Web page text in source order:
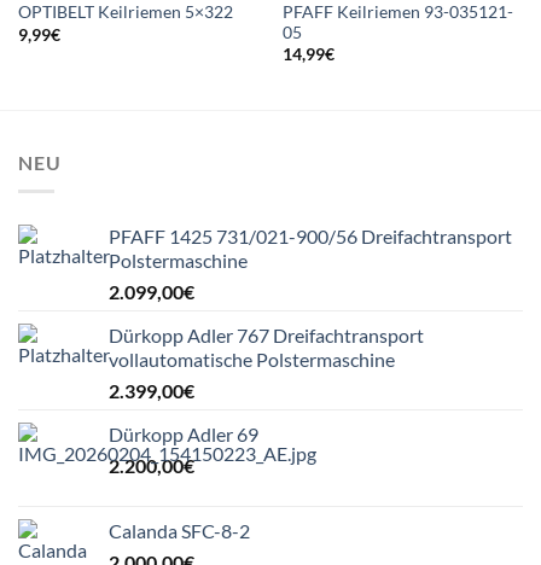
OPTIBELT Keilriemen 5×322
9,99€
PFAFF Keilriemen 93-035121-
05
14,99€
NEU
PFAFF 1425 731/021-900/56 Dreifachtransport
Polstermaschine
2.099,00€
Dürkopp Adler 767 Dreifachtransport
vollautomatische Polstermaschine
2.399,00€
Dürkopp Adler 69
2.200,00€
Calanda SFC-8-2